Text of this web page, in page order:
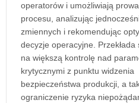
operatorów i umożliwiają
procesu, analizując
zmiennych i rekomendując
decyzje operacyjne. Przekłada
na większą kontrolę nad
krytycznymi z punktu widzenia
bezpieczeństwa produkcji, a
ograniczenie ryzyka